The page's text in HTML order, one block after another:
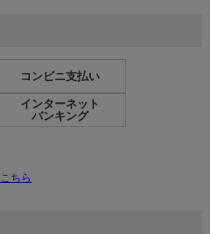
コンビニ支払い
インターネット
バンキング
こちら